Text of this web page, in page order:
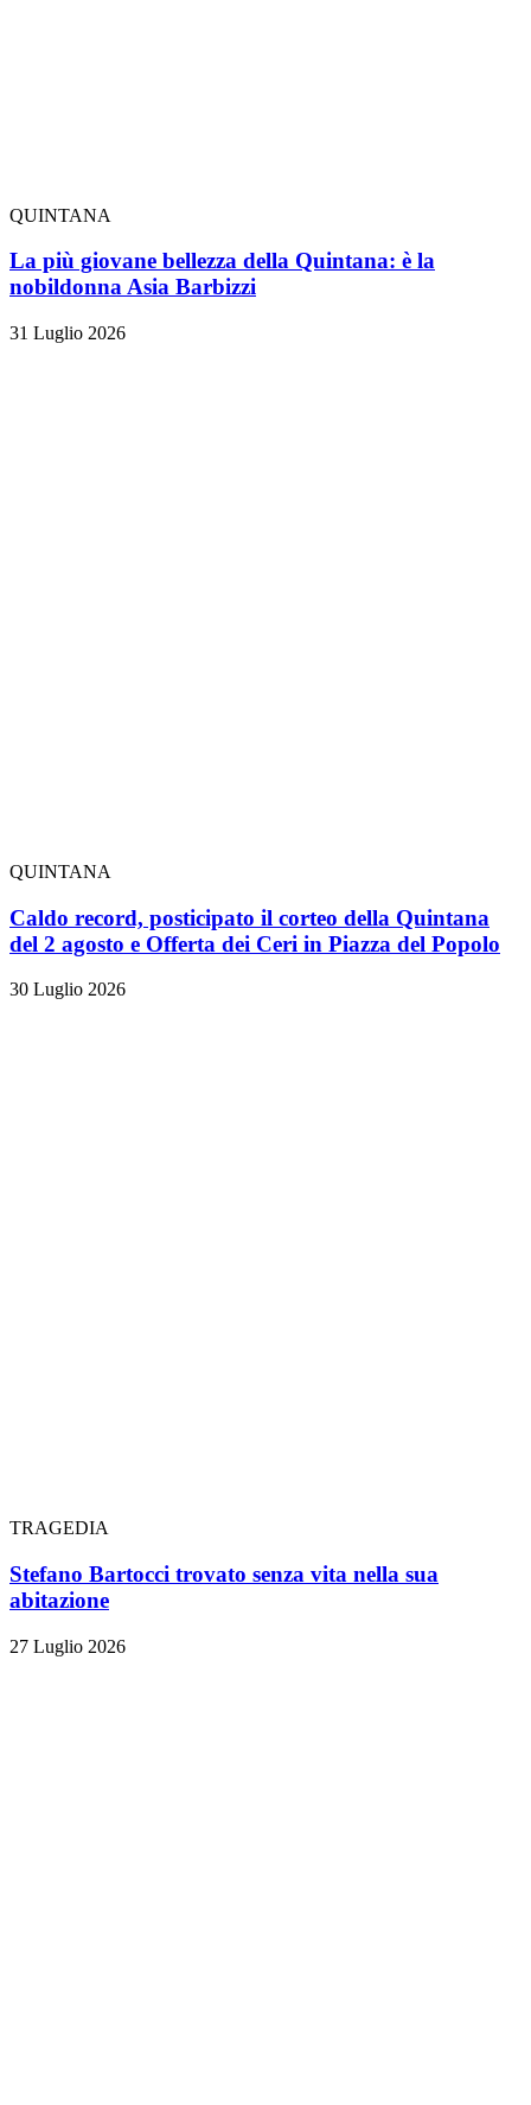
QUINTANA
La più giovane bellezza della Quintana: è la
nobildonna Asia Barbizzi
31 Luglio 2026
QUINTANA
Caldo record, posticipato il corteo della Quintana
del 2 agosto e Offerta dei Ceri in Piazza del Popolo
30 Luglio 2026
TRAGEDIA
Stefano Bartocci trovato senza vita nella sua
abitazione
27 Luglio 2026